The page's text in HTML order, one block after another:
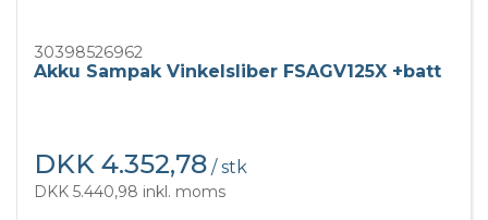
30398526962
Akku Sampak Vinkelsliber FSAGV125X +batt
DKK 4.352,78 / stk
DKK 5.440,98 inkl. moms